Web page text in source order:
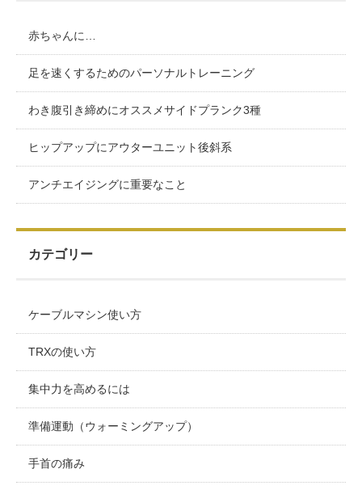
赤ちゃんに…
足を速くするためのパーソナルトレーニング
わき腹引き締めにオススメサイドプランク3種
ヒップアップにアウターユニット後斜系
アンチエイジングに重要なこと
カテゴリー
ケーブルマシン使い方
TRXの使い方
集中力を高めるには
準備運動（ウォーミングアップ）
手首の痛み